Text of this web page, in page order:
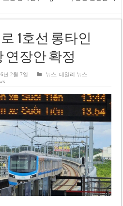
엄 매장 폐점… 적자·소송 악재 속 사업 축
기 적자… 10월 임시 주총 개최
열사 경영에 첫 등장
량 2억7000만 달러에 매각
배당…주당 3,000동 지급
언장담 메콜로르 회장 체포
기준·절차 명확화
1호선 롱타인
연장안 확정
년 2월 7일 뉴스 ,데일리 뉴스